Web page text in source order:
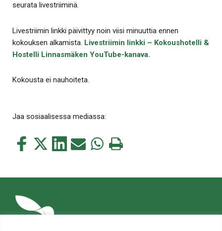
seurata livestriiminä.
Livestriimin linkki päivittyy noin viisi minuuttia ennen
kokouksen alkamista. Livestriimin linkki – Kokoushotelli &
Hostelli Linnasmäken YouTube-kanava.
Kokousta ei nauhoiteta.
Jaa sosiaalisessa mediassa:
Jaa
Jaa
Jaa Jaa Jaa Tulosta